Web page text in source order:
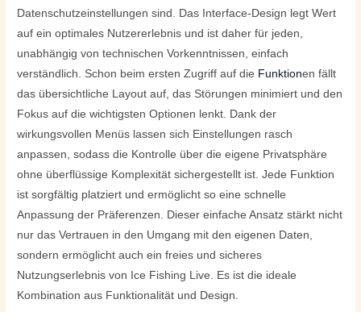
Datenschutzeinstellungen sind. Das Interface-Design legt Wert
auf ein optimales Nutzererlebnis und ist daher für jeden,
unabhängig von technischen Vorkenntnissen, einfach
verständlich. Schon beim ersten Zugriff auf die Funktionen fällt
das übersichtliche Layout auf, das Störungen minimiert und den
Fokus auf die wichtigsten Optionen lenkt. Dank der
wirkungsvollen Menüs lassen sich Einstellungen rasch
anpassen, sodass die Kontrolle über die eigene Privatsphäre
ohne überflüssige Komplexität sichergestellt ist. Jede Funktion
ist sorgfältig platziert und ermöglicht so eine schnelle
Anpassung der Präferenzen. Dieser einfache Ansatz stärkt nicht
nur das Vertrauen in den Umgang mit den eigenen Daten,
sondern ermöglicht auch ein freies und sicheres
Nutzungserlebnis von Ice Fishing Live. Es ist die ideale
Kombination aus Funktionalität und Design.